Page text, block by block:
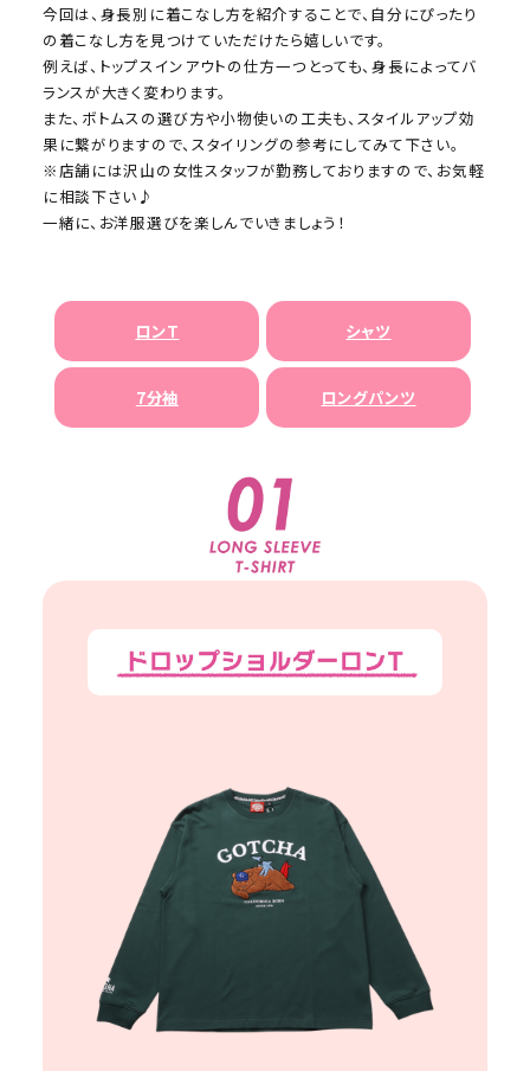
今回は、身長別に着こなし方を紹介することで、自分にぴったり
の着こなし方を見つけていただけたら嬉しいです。
例えば、トップスインアウトの仕方一つとっても、身長によってバ
ランスが大きく変わります。
また、ボトムスの選び方や小物使いの工夫も、スタイルアップ効
果に繋がりますので、スタイリングの参考にしてみて下さい。
※店舗には沢山の女性スタッフが勤務しておりますので、お気軽
に相談下さい♪
一緒に、お洋服選びを楽しんでいきましょう！
ロンT シャツ
7分袖 ロングパンツ